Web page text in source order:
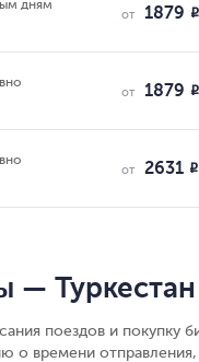
дням
от 1879 R
от 1879 R
от 2631 R
— Туркестан
поездов и покупку
о времени